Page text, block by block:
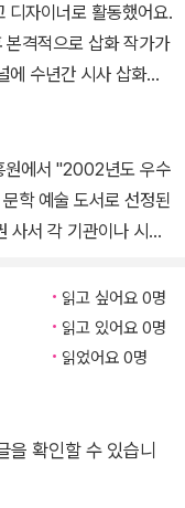
디자이너로 활동했어요.
격적으로 삽화 작가가
수년간 시사 삽화를
향을 주었습니다. 《나
,《벙어리 꽃나무》외에
림을 함께한 책으로는
고릴라입니다》가 있습
원에서 "2002년도 우수
사서 각 기관이나 시설
지와 한 약속>도 우수
통점을 보면, 가난 속에
는 이 땅의 어린이들
닐까 싶다. (2004년 2
읽고 싶어요 0명
읽고 있어요 0명
읽었어요 0명
을 확인할 수 있습니